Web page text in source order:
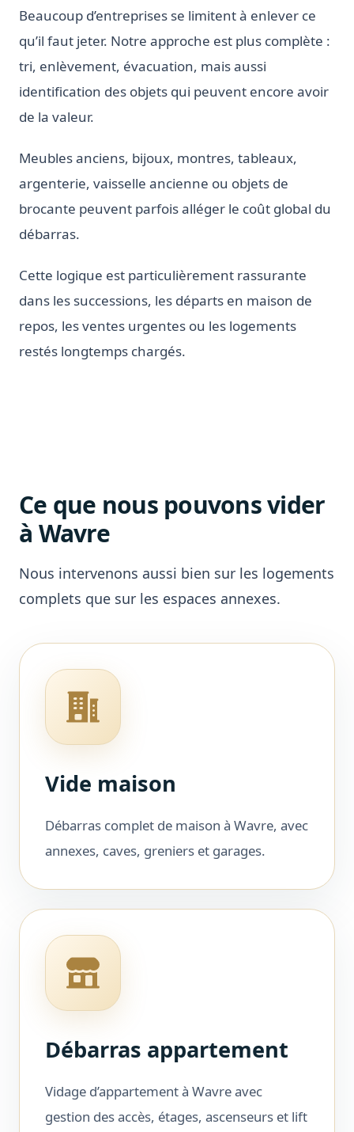
Beaucoup d’entreprises se limitent à enlever ce
qu’il faut jeter. Notre approche est plus complète :
tri, enlèvement, évacuation, mais aussi
identification des objets qui peuvent encore avoir
de la valeur.
Meubles anciens, bijoux, montres, tableaux,
argenterie, vaisselle ancienne ou objets de
brocante peuvent parfois alléger le coût global du
débarras.
Cette logique est particulièrement rassurante
dans les successions, les départs en maison de
repos, les ventes urgentes ou les logements
restés longtemps chargés.
Ce que nous pouvons vider
à Wavre
Nous intervenons aussi bien sur les logements
complets que sur les espaces annexes.
Vide maison
Débarras complet de maison à Wavre, avec
annexes, caves, greniers et garages.
Débarras appartement
Vidage d’appartement à Wavre avec
gestion des accès, étages, ascenseurs et lift